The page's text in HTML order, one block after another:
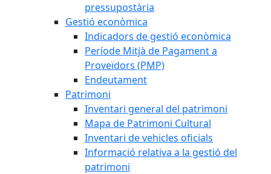
pressupostària
Gestió econòmica
Indicadors de gestió econòmica
Període Mitjà de Pagament a
Proveïdors (PMP)
Endeutament
Patrimoni
Inventari general del patrimoni
Mapa de Patrimoni Cultural
Inventari de vehicles oficials
Informació relativa a la gestió del
patrimoni